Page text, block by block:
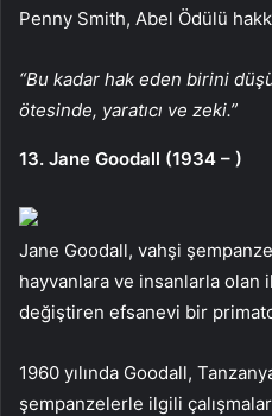
Penny Smith, Abel Ödülü
“Bu kadar hak eden birini
ötesinde, yaratıcı ve zeki.”
13. Jane Goodall (1934 – )
Jane Goodall, vahşi
hayvanlara ve insanlarla olan
değiştiren efsanevi bir
1960 yılında Goodall,
şempanzelerle ilgili